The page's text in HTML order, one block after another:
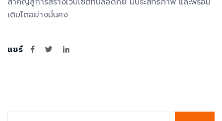
เติบโตอย่างมั่นคง
แชร์